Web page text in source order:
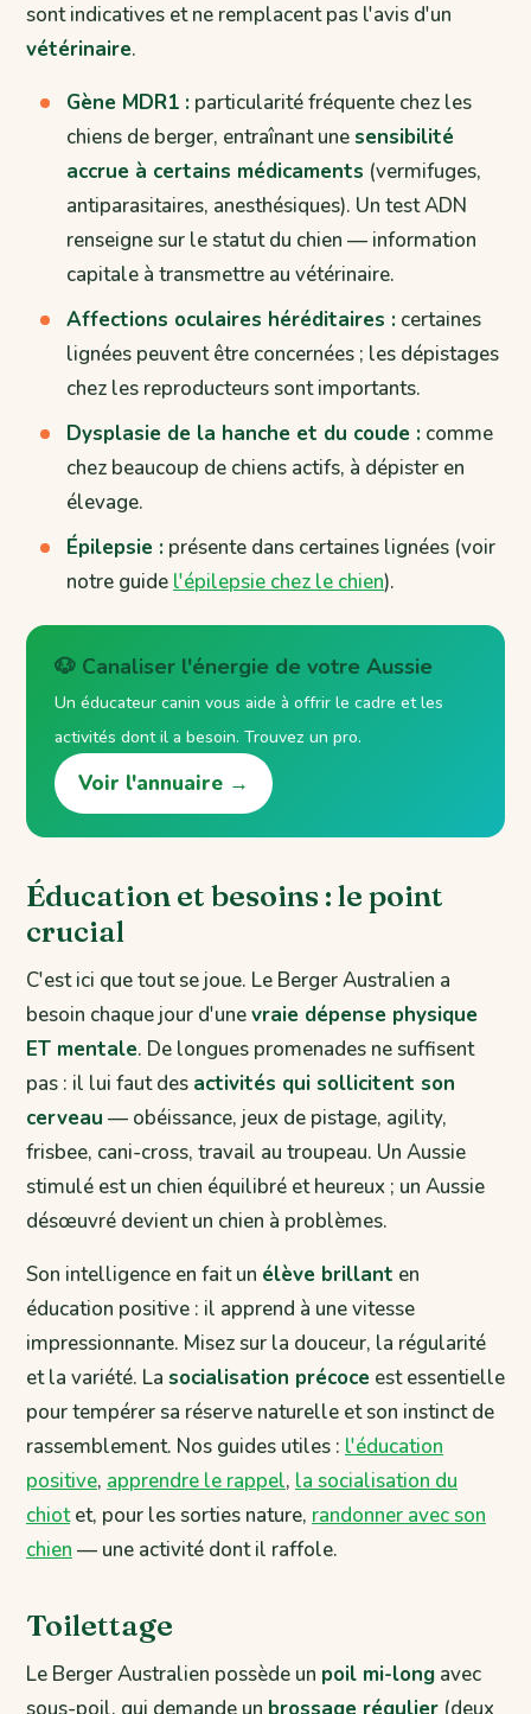
sont indicatives et ne remplacent pas l'avis d'un
vétérinaire.
Gène MDR1 : particularité fréquente chez les
chiens de berger, entraînant unesensibilité
accrue à certains médicaments (vermifuges,
antiparasitaires, anesthésiques). Un test ADN
renseigne sur le statut du chien — information
capitale à transmettre au vétérinaire.
Affections oculaires héréditaires : certaines
lignées peuvent être concernées ; les dépistages
chez les reproducteurs sont importants.
Dysplasie de la hanche et du coude : comme
chez beaucoup de chiens actifs, à dépister en
élevage.
Épilepsie : présente dans certaines lignées (voir
notre guide l'épilepsie chez le chien).
🐶 Canaliser l'énergie de votre Aussie
Un éducateur canin vous aide à offrir le cadre et les
activités dont il a besoin. Trouvez un pro.
Voir l'annuaire →
Éducation et besoins : le point
crucial
C'est ici que tout se joue. Le Berger Australien a
besoin chaque jour d'unevraie dépense physique
ET mentale. De longues promenades ne suffisent
pas : il lui faut des activités qui sollicitent son
cerveau — obéissance, jeux de pistage, agility,
frisbee, cani-cross, travail au troupeau. Un Aussie
stimulé est un chien équilibré et heureux ; un Aussie
désœuvré devient un chien à problèmes.
Son intelligence en fait un élève brillant en
éducation positive : il apprend à une vitesse
impressionnante. Misez sur la douceur, la régularité
et la variété. La socialisation précoce est essentielle
pour tempérer sa réserve naturelle et son instinct de
rassemblement. Nos guides utiles : l'éducation
positive, apprendre le rappel, la socialisation du
chiotet, pour les sorties nature, randonner avec son
chien — une activité dont il raffole.
Toilettage
Le Berger Australien possède un poil mi-long avec